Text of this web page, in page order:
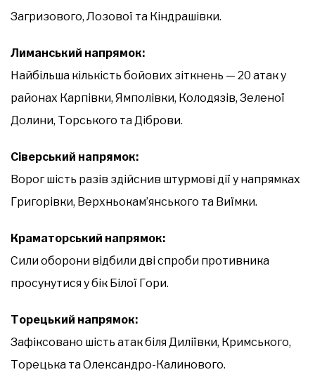
Загризового, Лозової та Кіндрашівки.
Лиманський напрямок:
Найбільша кількість бойових зіткнень — 20 атак у
районах Карпівки, Ямполівки, Колодязів, Зеленої
Долини, Торського та Діброви.
Сіверський напрямок:
Ворог шість разів здійснив штурмові дії у напрямках
Григорівки, Верхньокам’янського та Виїмки.
Краматорський напрямок:
Сили оборони відбили дві спроби противника
просунутися у бік Білої Гори.
Торецький напрямок:
Зафіксовано шість атак біля Диліївки, Кримського,
Торецька та Олександро-Калинового.